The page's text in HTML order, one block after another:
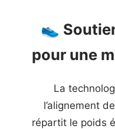
👟
pour une
La
l’alignement
répartit le poids